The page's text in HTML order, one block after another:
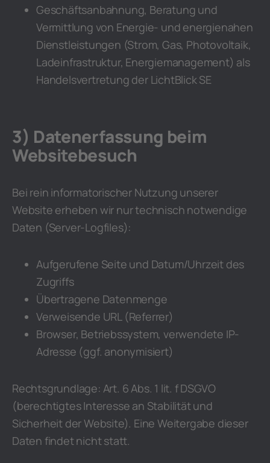
Geschäftsanbahnung, Beratung und
Vermittlung von Energie- und energienahen
Dienstleistungen (Strom, Gas, Photovoltaik,
Ladeinfrastruktur, Energiemanagement) als
Handelsvertretung der LichtBlick SE
3) Datenerfassung beim
Websitebesuch
Bei rein informatorischer Nutzung unserer
Website erheben wir nur technisch notwendige
Daten (Server-Logfiles):
Aufgerufene Seite und Datum/Uhrzeit des
Zugriffs
Übertragene Datenmenge
Verweisende URL (Referrer)
Browser, Betriebssystem, verwendete IP-
Adresse (ggf. anonymisiert)
Rechtsgrundlage: Art. 6 Abs. 1 lit. f DSGVO
(berechtigtes Interesse an Stabilität und
Sicherheit der Website). Eine Weitergabe dieser
Daten findet nicht statt.